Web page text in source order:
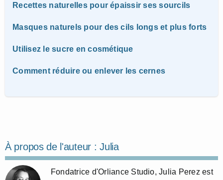
Recettes naturelles pour épaissir ses sourcils
Masques naturels pour des cils longs et plus forts
Utilisez le sucre en cosmétique
Comment réduire ou enlever les cernes
À propos de l'auteur :Julia
Fondatrice d'Orliance Studio, Julia Perez est